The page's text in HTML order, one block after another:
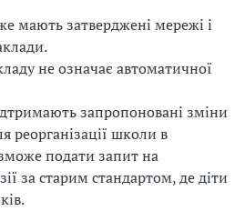
мають затверджені мережі і
не означає автоматичної
запропоновані зміни
реорганізації школи в
подати запит на
за старим стандартом, де діти